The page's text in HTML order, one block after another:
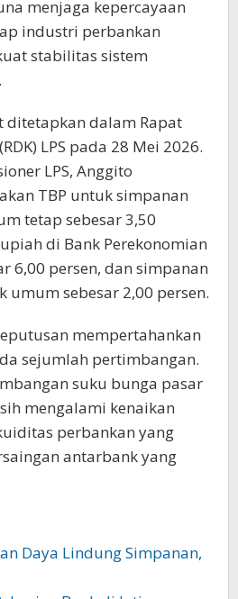
menjaga kepercayaan
industri perbankan
stabilitas sistem
ditetapkan dalam Rapat
LPS pada 28 Mei 2026.
LPS, Anggito
TBP untuk simpanan
tetap sebesar 3,50
di Bank Perekonomian
6,00 persen, dan simpanan
umum sebesar 2,00 persen.
mempertahankan
sejumlah pertimbangan.
suku bunga pasar
mengalami kenaikan
perbankan yang
antarbank yang
Daya Lindung Simpanan,